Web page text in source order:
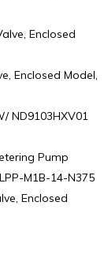
Enclosed
Enclosed Model,
ND9103HXV01
Pump
M1B-14-N375
Enclosed